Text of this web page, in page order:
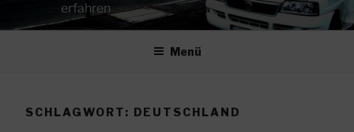
erfahren
Menü
SCHLAGWORT: DEUTSCHLAND